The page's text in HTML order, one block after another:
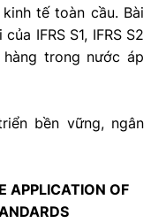
tế toàn cầu. Bài
IFRS S1, IFRS S2
trong nước áp
bền vững, ngân
APPLICATION OF